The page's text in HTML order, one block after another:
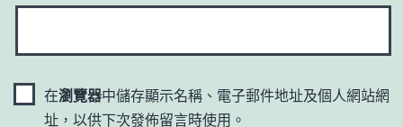
在瀏覽器中儲存顯示名稱、電子郵件地址及個人網站網
址，以供下次發佈留言時使用。